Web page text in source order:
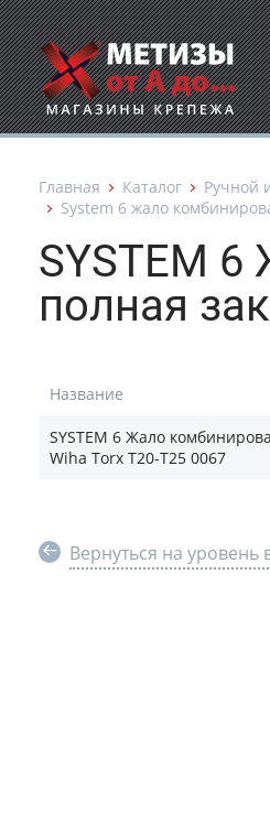
Главная Каталог Ручной
System 6 жало
SYSTEM
полная
Название
SYSTEM 6 Жало
Wiha Torx T20-T25 0067
Вернуться на уровень